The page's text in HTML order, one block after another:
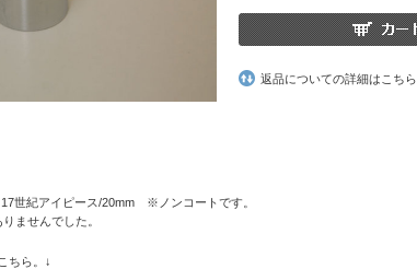
返品についての詳細はこちら
世紀アイピース/20mm ※ノンコートです。
ませんでした。
ちら。↓